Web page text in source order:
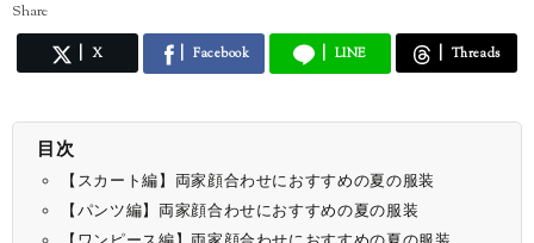
Share
X Facebook LINE Threads
目次
【スカート編】両家顔合わせにおすすめの夏の服装
【パンツ編】両家顔合わせにおすすめの夏の服装